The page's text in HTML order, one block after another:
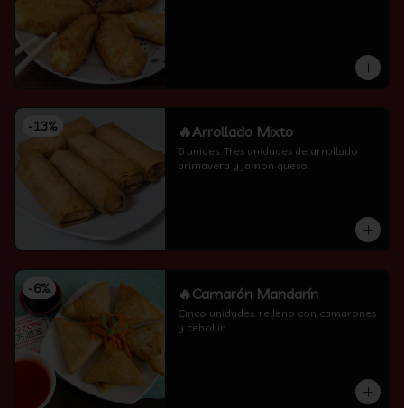
-13% 🔥Arrollado Mixto
6 unides. Tres unidades de arrollado
primavera y jamon queso.
-6% 🔥Camarón Mandarín
Cinco unidades. relleno con camarones
y cebollin